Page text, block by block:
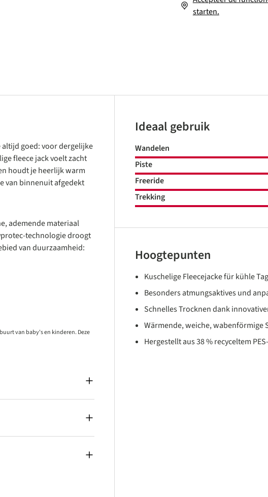
starten.
altijd goed: voor dergelijke
fleece jack voelt zacht
houdt je heerlijk warm
van binnenuit afgedekt
ademende materiaal
technologie droogt
van duurzaamheid:
van baby's en kinderen. Deze
Ideaal gebruik
Wandelen
Piste
Freeride
Trekking
Hoogtepunten
Kuschelige Fleecejacke für kühle
Besonders atmungsaktives und
Schnelles Trocknen dank
Wärmende, weiche, wabenförmige
Hergestellt aus 38 % recyceltem